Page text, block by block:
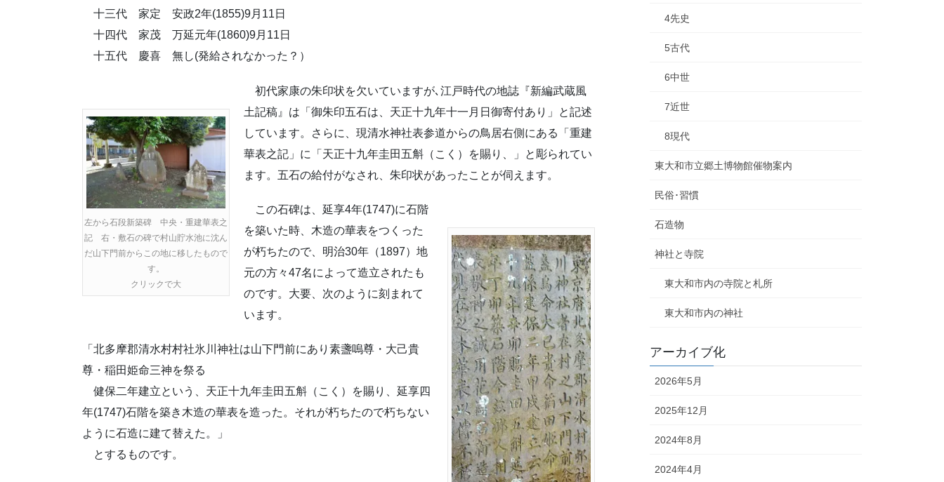
十三代 家定 安政2年(1855)9月11日
十四代 家茂 万延元年(1860)9月11日
十五代 慶喜 無し(発給されなかった？）
左から石段新築碑 中央・重建華表之
記 右・敷石の碑で村山貯水池に沈ん
だ山下門前からこの地に移したもので
す。
クリックで大
初代家康の朱印状を欠いていますが､江戸時代の地誌『新編武蔵風
土記稿』は「御朱印五石は、天正十九年十一月日御寄付あり」と記述
しています。さらに、現清水神社表参道からの鳥居右側にある「重建
華表之記」に「天正十九年圭田五斛（こく）を賜り、」と彫られてい
ます。五石の給付がなされ、朱印状があったことが伺えます。
この石碑は、延享4年(1747)に石階
を築いた時、木造の華表をつくった
が朽ちたので、明治30年（1897）地
元の方々47名によって造立されたも
のです。大要、次のように刻まれて
います。
「北多摩郡清水村村社氷川神社は山下門前にあり素盞嗚尊・大己貴
尊・稲田姫命三神を祭る
健保二年建立という、天正十九年圭田五斛（こく）を賜り、延享四
年(1747)石階を築き木造の華表を造った。それが朽ちたので朽ちない
ように石造に建て替えた。」
とするものです。
4先史
5古代
6中世
7近世
8現代
東大和市立郷土博物館催物案内
民俗･習慣
石造物
神社と寺院
東大和市内の寺院と札所
東大和市内の神社
アーカイブ化
2026年5月
2025年12月
2024年8月
2024年4月